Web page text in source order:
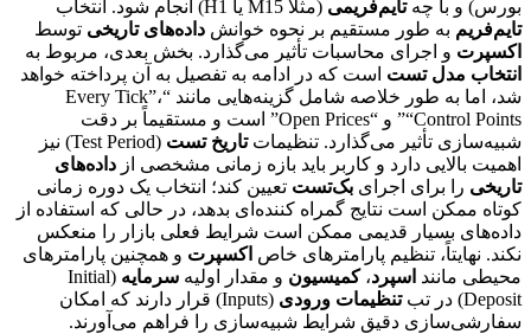
بورس) و با چهتایم‌فریمی (مثلاً M15 یا H1) انجام شود. انتخاب
تایم‌فریم به طور مستقیم بر نحوه خوانش داده‌های تاریخی توسط
اکسپرت و اجرای محاسبات تأثیر می‌گذارد. بخش بعدی، مربوط به
انتخاب مدل تست است که در ادامه به تفصیل به آن پرداخته خواهد
شد، اما به طور خلاصه شامل گزینه‌هایی مانند “Every Tick”،
“Control Points” و “Open Prices” است و مستقیماً بر دقت
شبیه‌سازی تأثیر می‌گذارد. تنظیماتتاریخ تست
(Test Period) نیز
اهمیت بالایی دارد و کاربر باید بازه زمانی مشخصی از داده‌های
تاریخی را برای اجرای بک‌تست تعیین کند؛ انتخاب یک دوره زمانی
کوتاه ممکن است نتایج گمراه کننده‌ای بدهد، در حالی که استفاده از
داده‌های بسیار قدیمی ممکن است شرایط فعلی بازار را منعکس
نکند. نهایتاً، تنظیم پارامترهای خاص اکسپرت و همچنین پارامترهای
محیطی مانند اسپرد،کمیسیون و مقدار اولیه سرمایه
(Initial
Deposit) در تب
تنظیمات ورودی
(Inputs) قرار دارند که امکان
سفارشی‌سازی دقیق شرایط شبیه‌سازی را فراهم می‌آورند.